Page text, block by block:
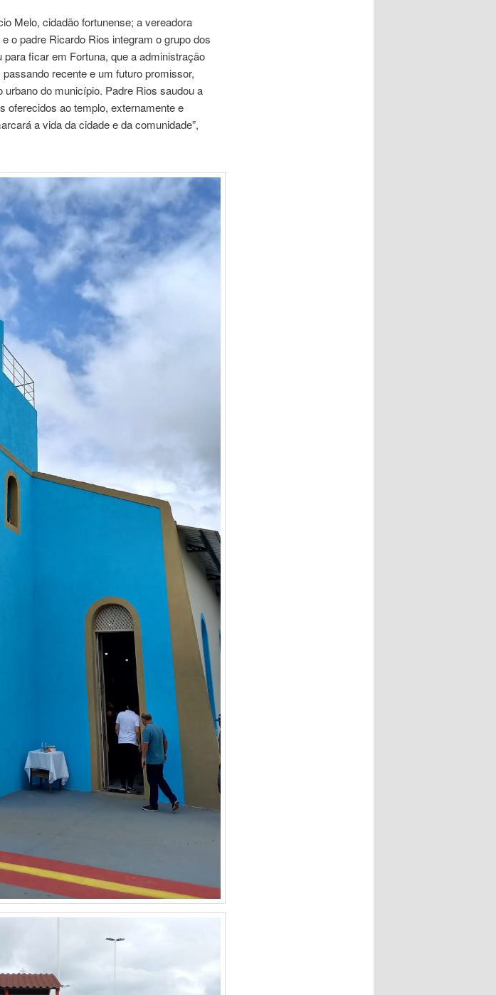
Melo, cidadão fortunense; a vereadora
o padre Ricardo Rios integram o grupo dos
ficar em Fortuna, que a administração
recente e um futuro promissor,
do município. Padre Rios saudou a
oferecidos ao templo, externamente e
a vida da cidade e da comunidade”,